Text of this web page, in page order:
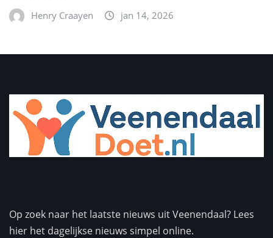
Henry Craayen jan 14, 2026
Op zoek naar het laatste nieuws uit Veenendaal? Lees
hier het dagelijkse nieuws simpel online.